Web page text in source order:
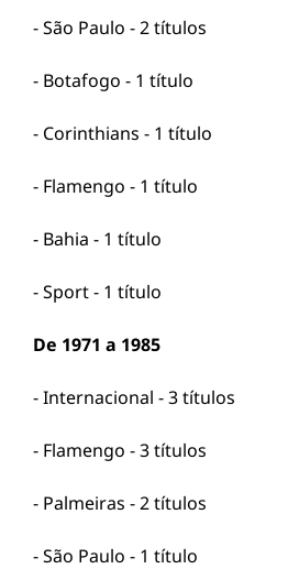
- São Paulo - 2 títulos
- Botafogo - 1 título
- Corinthians - 1 título
- Flamengo - 1 título
- Bahia - 1 título
- Sport - 1 título
De 1971 a 1985
- Internacional - 3 títulos
- Flamengo - 3 títulos
- Palmeiras - 2 títulos
- São Paulo - 1 título